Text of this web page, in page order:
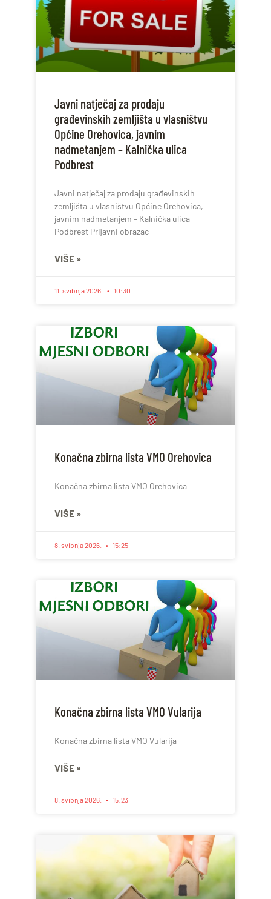
Javni natječaj za prodaju
građevinskih zemljišta u vlasništvu
Općine Orehovica, javnim
nadmetanjem – Kalnička ulica
Podbrest
Javni natječaj za prodaju građevinskih
zemljišta u vlasništvu Općine Orehovica,
javnim nadmetanjem – Kalnička ulica
Podbrest Prijavni obrazac
VIŠE »
11. svibnja 2026. 10:30
Konačna zbirna lista VMO Orehovica
Konačna zbirna lista VMO Orehovica
VIŠE »
8. svibnja 2026. 15:25
Konačna zbirna lista VMO Vularija
Konačna zbirna lista VMO Vularija
VIŠE »
8. svibnja 2026. 15:23